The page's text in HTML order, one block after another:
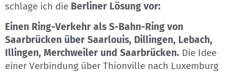
schlage ich die Berliner Lösung vor:
Einen Ring-Verkehr als S-Bahn-Ring von
Saarbrücken über Saarlouis, Dillingen, Lebach,
Illingen, Merchweiler und Saarbrücken. Die Idee
einer Verbindung über Thionville nach Luxemburg